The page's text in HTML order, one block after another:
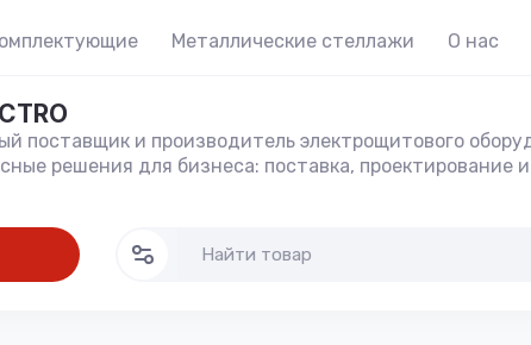
Металлические стеллажи О нас
поставщик и производитель электрощитового
решения для бизнеса: поставка, проектирование